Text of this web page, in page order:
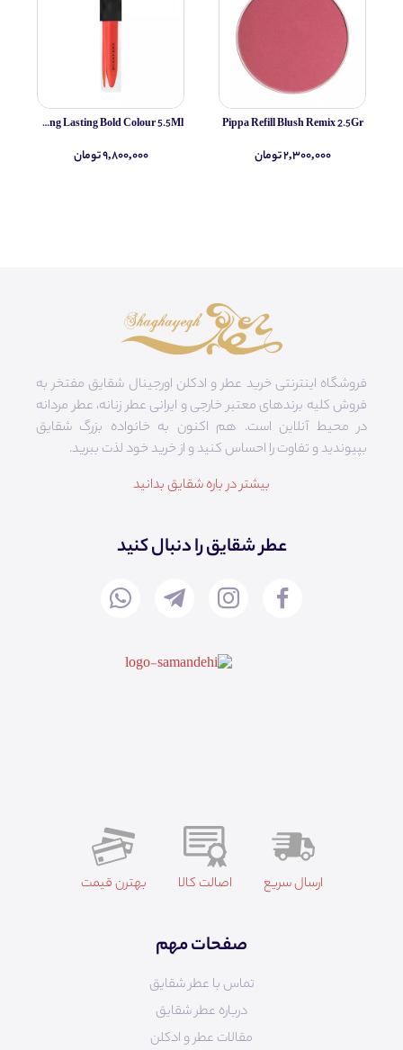
Pippa Refill Blush Remix 2.5Gr
۲,۳۰۰,۰۰۰ تومان
Burberry Lipgloss Kisses Lip Lacquer Long Lasting Bold Colour 5.5Ml
۹,۸۰۰,۰۰۰ تومان
فروشگاه اینترنتی خرید عطر و ادکلن اورجینال شقایق مفتخر به
فروش کلیه برندهای معتبر خارجی و ایرانی عطر زنانه، عطر مردانه
در محیط آنلاین است. هم‌ اکنون به خانواده بزرگ شقایق
بپیوندید و تفاوت را احساس کنید و از خرید خود لذت ببرید.
بیشتر در باره شقایق بدانید
عطر شقایق را دنبال کنید
ارسال سریع اصالت کالا بهترن قیمت
صفحات مهم
تماس با عطر شقایق
درباره عطر شقایق
مقالات عطر و ادکلن